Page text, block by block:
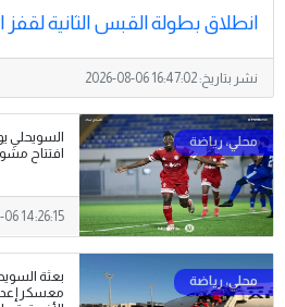
انطلاق بطولة القبس الثانية
نشر بتاريخ:2026-08-06 16:47:02
السويحلي
افتتاح
14:26:15
بعثة
معسكر